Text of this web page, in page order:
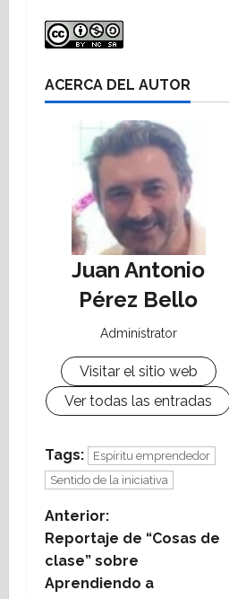
ACERCA DEL AUTOR
Juan Antonio
Pérez Bello
Administrator
Visitar el sitio web
Ver todas las entradas
Tags:
Espíritu emprendedor
Sentido de la iniciativa
N
a
Anterior:
Reportaje de “Cosas de
clase” sobre
Aprendiendo a